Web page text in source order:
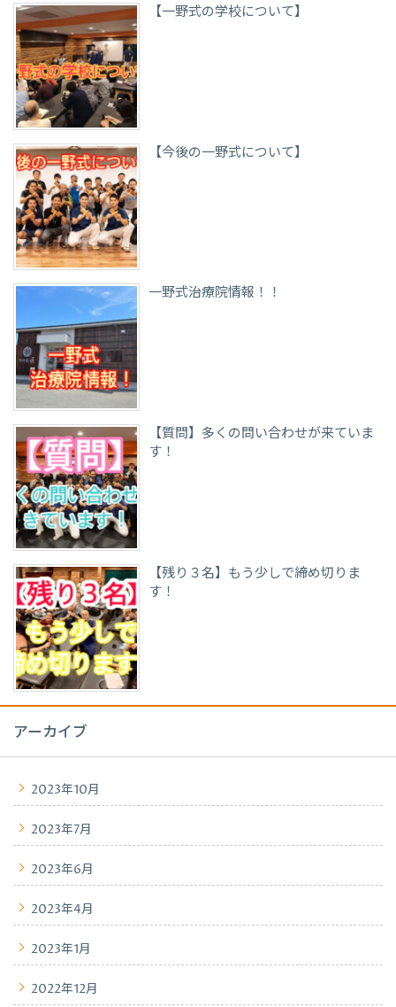
【一野式の学校について】
【今後の一野式について】
一野式治療院情報！！
【質問】多くの問い合わせが来ていま
す！
【残り３名】もう少しで締め切りま
す！
アーカイブ
2023年10月
2023年7月
2023年6月
2023年4月
2023年1月
2022年12月